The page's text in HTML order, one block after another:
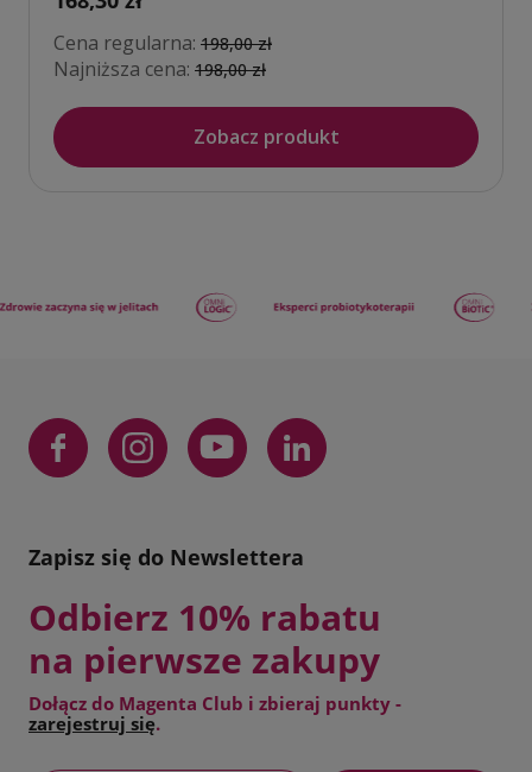
Cena regularna: 198,00 zł
Najniższa cena: 198,00 zł
Zobacz produkt
Zapisz się do Newslettera
Odbierz 10% rabatu
na pierwsze zakupy
Dołącz do Magenta Club i zbieraj punkty -
zarejestruj się.